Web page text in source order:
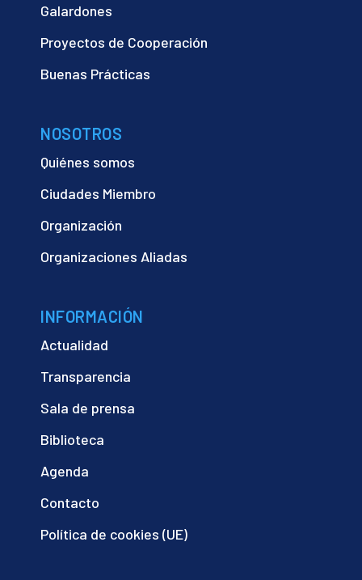
Galardones
Proyectos de Cooperación
Buenas Prácticas
NOSOTROS
Quiénes somos
Ciudades Miembro
Organización
Organizaciones Aliadas
INFORMACIÓN
Actualidad
Transparencia
Sala de prensa
Biblioteca
Agenda
Contacto
Política de cookies (UE)